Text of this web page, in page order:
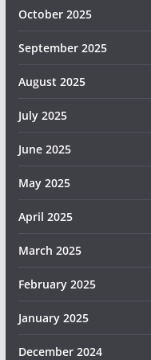
October 2025
September 2025
August 2025
July 2025
June 2025
May 2025
April 2025
March 2025
February 2025
January 2025
December 2024